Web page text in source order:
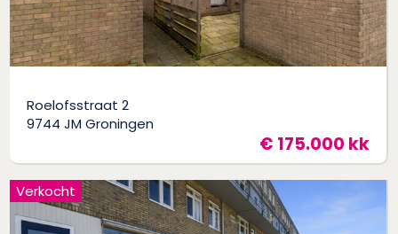
Roelofsstraat 2
9744 JM Groningen
€ 175.000 kk
Verkocht